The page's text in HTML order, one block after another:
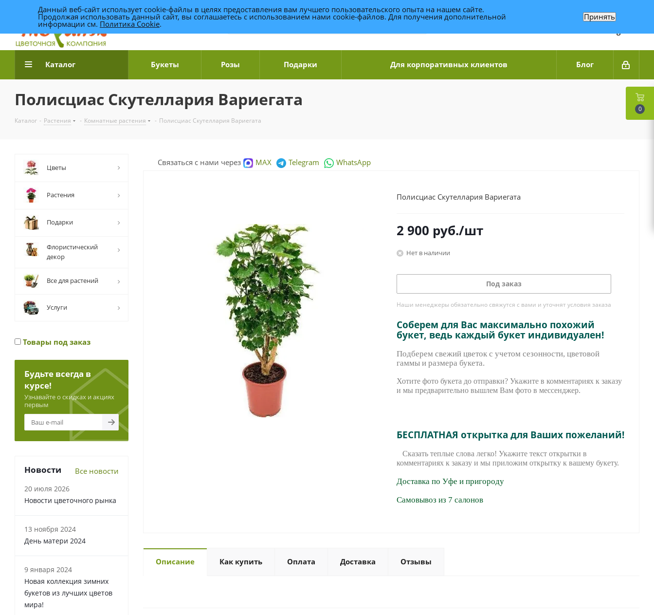
Доставка цветов по Уфе +7 (989) 95-14-014
Связаться по WhatsApp
Каталог Букеты Розы Подарки Для корпоративных клиентов Блог
Полисциас Скутеллария Вариегата
Каталог - Растения - Комнатные растения - Полисциас Скутеллария Вариегата
Связаться с нами через MAX Telegram WhatsApp
Полисциас Скутеллария Вариегата
2 900 руб./шт
Нет в наличии
Под заказ
Наши менеджеры обязательно свяжутся с вами и уточнят условия заказа
Соберем для Вас максимально похожий
букет, ведь каждый букет индивидуален!
Подберем свежий цветок с учетом сезонности, цветовой
гаммы и размера букета.
Хотите фото букета до отправки? Укажите в комментариях к заказу
и мы предварительно вышлем Вам фото в мессенджер.
БЕСПЛАТНАЯ открытка для Ваших пожеланий!
Сказать теплые слова легко! Укажите текст открытки в
комментариях к заказу и мы приложим открытку к вашему букету.
Доставка по Уфе и пригороду
Самовывоз из 7 салонов
Описание Как купить Оплата Доставка Отзывы
Цветы
Растения
Подарки
Флористический
декор
Все для растений
Услуги
Товары под заказ
Будьте всегда в
курсе!
Узнавайте о скидках и акциях
первым
Новости Все новости
20 июля 2026
Новости цветочного рынка
13 ноября 2024
День матери 2024
9 января 2024
Новая коллекция зимних
букетов из лучших цветов
мира!
0
Данный веб-сайт использует cookie-файлы в целях предоставления вам лучшего пользовательского опыта на нашем сайте.
Продолжая использовать данный сайт, вы соглашаетесь с использованием нами cookie-файлов. Для получения дополнительной
информации см. Политика Cookie.
Принять